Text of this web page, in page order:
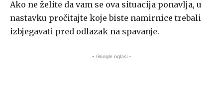
Ako ne želite da vam se ova situacija ponavlja, u
nastavku pročitajte koje biste namirnice trebali
izbjegavati pred odlazak na spavanje.
- Google oglasi -